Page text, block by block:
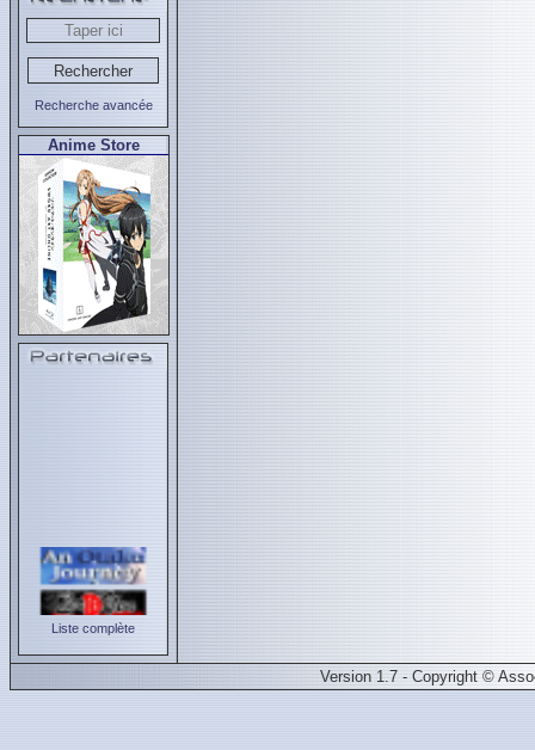
Recherche avancée
Anime Store
Liste complète
Version 1.7 - Copyright ©